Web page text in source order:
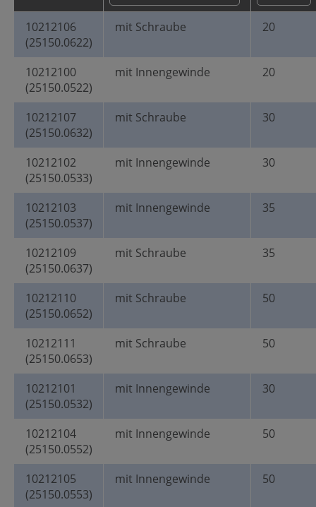
10212106
(25150.0622)
mit Schraube 20
10212100
(25150.0522)
mit Innengewinde 20
10212107
(25150.0632)
mit Schraube 30
10212102
(25150.0533)
mit Innengewinde 30
10212103
(25150.0537)
mit Innengewinde 35
10212109
(25150.0637)
mit Schraube 35
10212110
(25150.0652)
mit Schraube 50
10212111
(25150.0653)
mit Schraube 50
10212101
(25150.0532)
mit Innengewinde 30
10212104
(25150.0552)
mit Innengewinde 50
10212105
(25150.0553)
mit Innengewinde 50